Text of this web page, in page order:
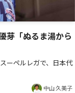
芽「ぬるま湯から
ーペルレガで、日本代
中山 久美子